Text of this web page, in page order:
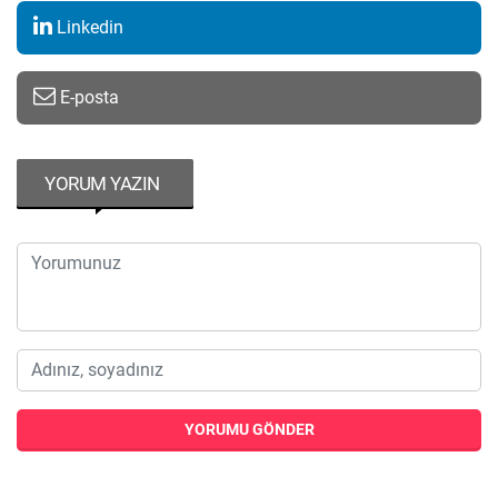
Linkedin
E-posta
YORUM YAZIN
YORUMU GÖNDER